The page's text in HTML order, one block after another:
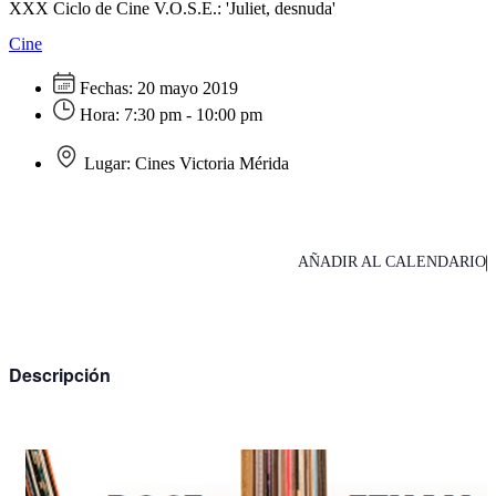
XXX Ciclo de Cine V.O.S.E.: 'Juliet, desnuda'
Cine
Fechas: 20 mayo 2019
Hora: 7:30 pm - 10:00 pm
Lugar: Cines Victoria Mérida
AÑADIR AL CALENDARIO
Descripción